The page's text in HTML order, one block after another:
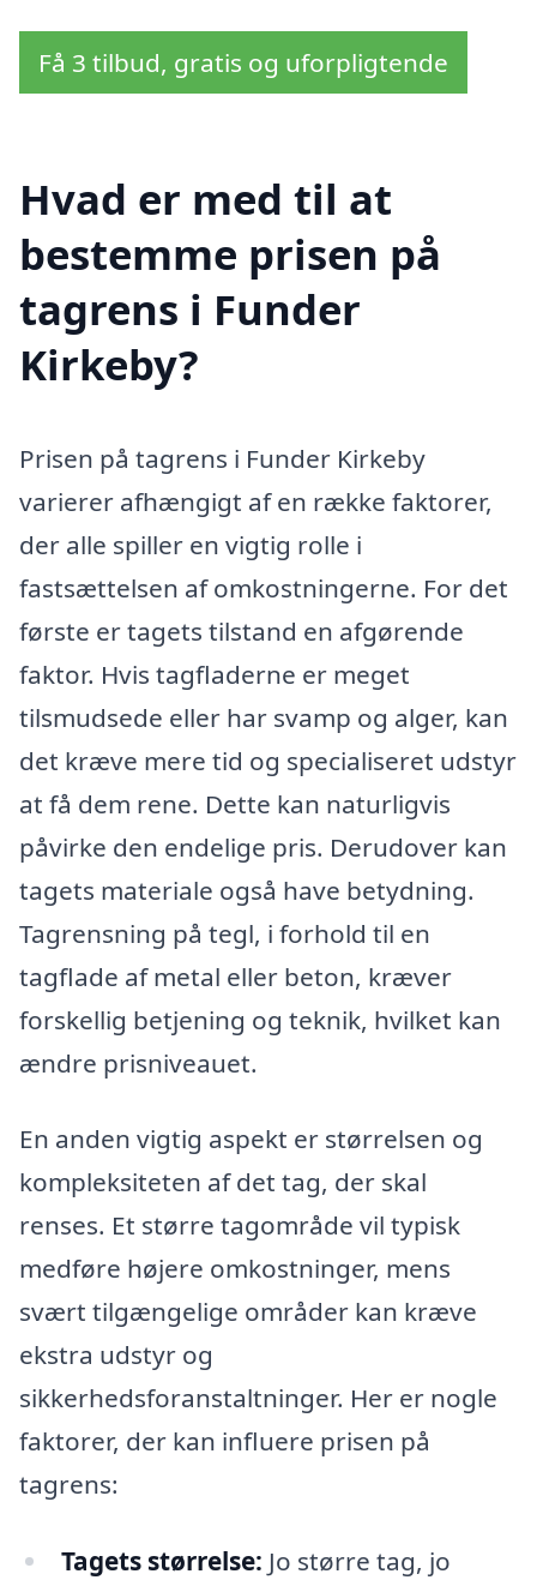
Få 3 tilbud, gratis og uforpligtende
Hvad er med til at
bestemme prisen på
tagrens i Funder
Kirkeby?
Prisen på tagrens i Funder Kirkeby
varierer afhængigt af en række faktorer,
der alle spiller en vigtig rolle i
fastsættelsen af omkostningerne. For det
første er tagets tilstand en afgørende
faktor. Hvis tagfladerne er meget
tilsmudsede eller har svamp og alger, kan
det kræve mere tid og specialiseret udstyr
at få dem rene. Dette kan naturligvis
påvirke den endelige pris. Derudover kan
tagets materiale også have betydning.
Tagrensning på tegl, i forhold til en
tagflade af metal eller beton, kræver
forskellig betjening og teknik, hvilket kan
ændre prisniveauet.
En anden vigtig aspekt er størrelsen og
kompleksiteten af det tag, der skal
renses. Et større tagområde vil typisk
medføre højere omkostninger, mens
svært tilgængelige områder kan kræve
ekstra udstyr og
sikkerhedsforanstaltninger. Her er nogle
faktorer, der kan influere prisen på
tagrens:
Tagets størrelse: Jo større tag, jo